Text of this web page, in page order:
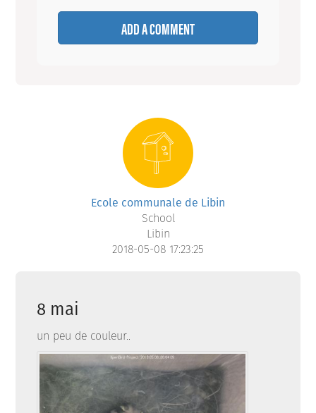
ADD A COMMENT
Ecole communale de Libin
School
Libin
2018-05-08 17:23:25
8 mai
un peu de couleur..